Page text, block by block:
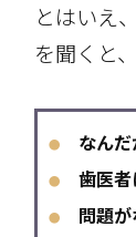
とはいえ
を聞くと、
● なんだ
● 歯医者
● 問題が